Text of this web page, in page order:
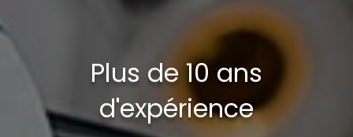
Plus de 10 ans
d'expérience